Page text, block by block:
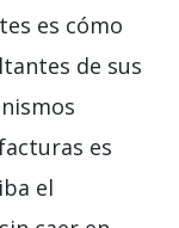
es cómo
de sus
es
el